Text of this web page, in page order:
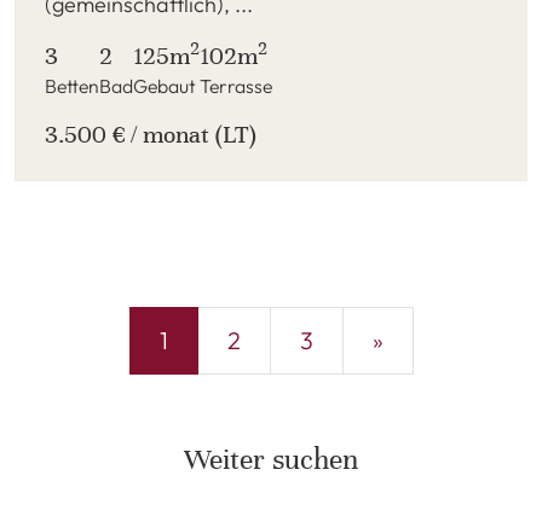
3
Betten
2
Bad
125m2
Gebaut
102m2
Terrasse
3.500 € / monat (LT)
1 2 3 »
Weiter suchen